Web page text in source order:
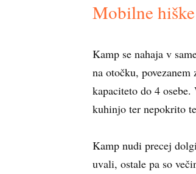
Mobilne
Kamp se nahaja v
na otočku,
kapaciteto do 4
kuhinjo ter nepokrito
Kamp nudi precej
uvali, ostale pa so